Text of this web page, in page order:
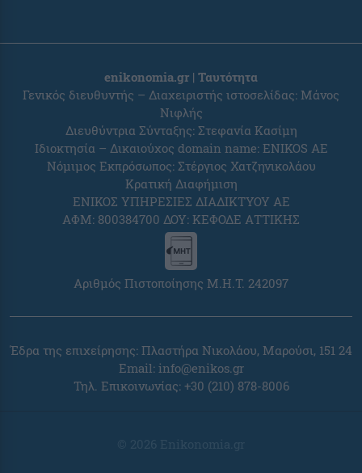
enikonomia.gr | Ταυτότητα
Γενικός διευθυντής – Διαχειριστής ιστοσελίδας: Μάνος
Νιφλής
Διευθύντρια Σύνταξης: Στεφανία Κασίμη
Ιδιοκτησία – Δικαιούχος domain name: ENIKOS AE
Νόμιμος Εκπρόσωπος: Στέργιος Χατζηνικολάου
Κρατική Διαφήμιση
ΕΝΙΚΟΣ ΥΠΗΡΕΣΙΕΣ ΔΙΑΔΙΚΤΥΟΥ ΑΕ
ΑΦΜ: 800384700 ΔΟΥ: ΚΕΦΟΔΕ ΑΤΤΙΚΗΣ
Αριθμός Πιστοποίησης Μ.Η.Τ. 242097
Έδρα της επιχείρησης: Πλαστήρα Νικολάου, Μαρούσι, 151 24
Email: info@enikos.gr
Τηλ. Επικοινωνίας: +30 (210) 878-8006